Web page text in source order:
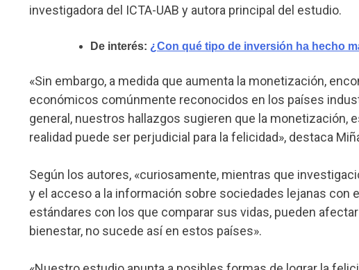
investigadora del ICTA-UAB y autora principal del estudio.
De interés: ¿Con qué tipo de inversión ha hecho
«Sin embargo, a medida que aumenta la monetización,
económicos comúnmente reconocidos en los países
general, nuestros hallazgos sugieren que la monetización,
realidad puede ser perjudicial para la felicidad», destaca
Según los autores, «curiosamente, mientras que
y el acceso a la información sobre sociedades lejanas con
estándares con los que comparar sus vidas, pueden
bienestar, no sucede así en estos países».